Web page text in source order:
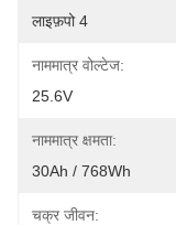
लाइफ़पो 4
नाममात्र वोल्टेज:
25.6V
नाममात्र क्षमता:
30Ah / 768Wh
चक्र जीवन: